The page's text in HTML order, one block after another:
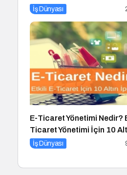
Podcast Serisi
İş Dünyası
E-Ticaret Yönetimi Nedir?
Ticaret Yönetimi İçin 10
İpucu
İş Dünyası